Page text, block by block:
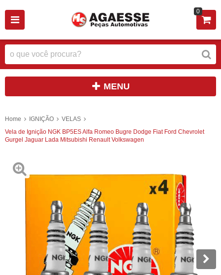
0
MENU
Home IGNIÇÃO
VELAS
Vela de Ignição NGK BP5ES Alfa Romeo Bugre Dodge Fiat Ford Chevrolet
Gurgel Jaguar Lada Mitsubishi Renault Volkswagen